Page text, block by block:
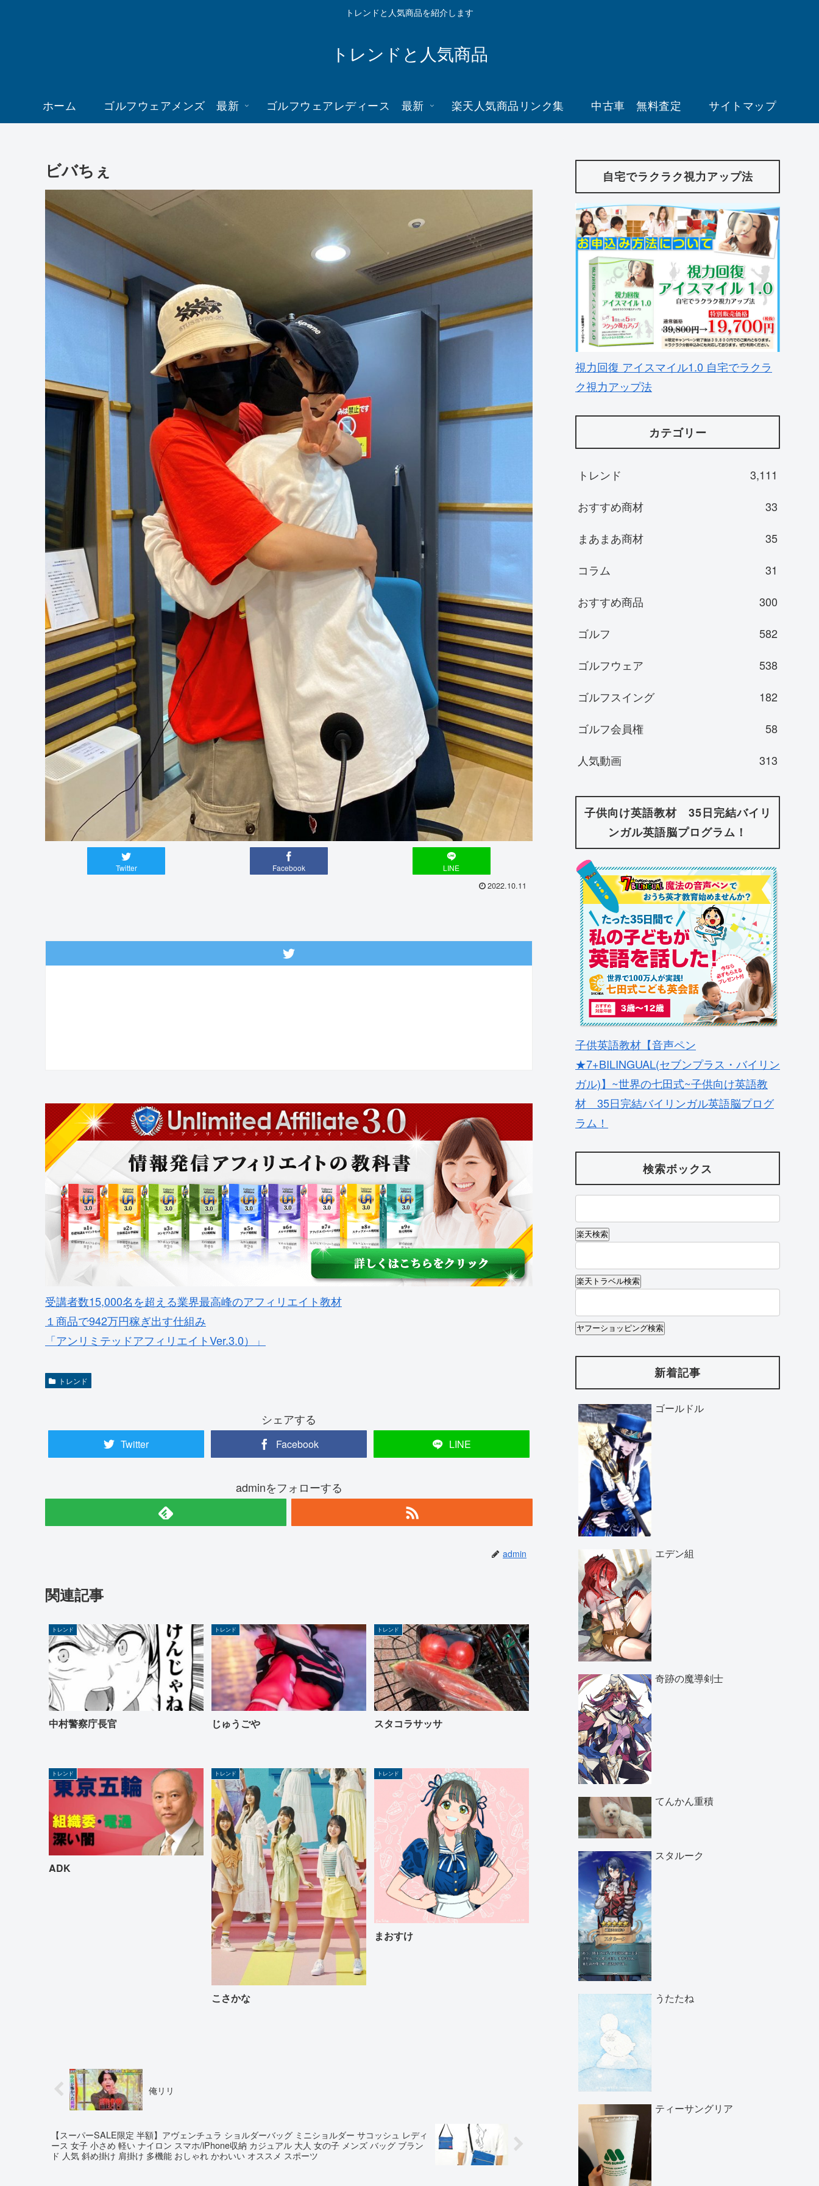
トレンドと人気商品を紹介します
トレンドと人気商品
ホーム ゴルフウェアメンズ 最新 ゴルフウェアレディース 最新 楽天人気商品リンク集 中古車 無料査定 サイトマップ
ビバちぇ
Twitter Facebook LINE
2022.10.11
受講者数15,000名を超える業界最高峰のアフィリエイト教材
１商品で942万円稼ぎ出す仕組み
「アンリミテッドアフィリエイトVer.3.0）」
トレンド
シェアする
Twitter Facebook LINE
adminをフォローする
admin
関連記事
トレンド
中村警察庁長官
トレンド
じゅうごや
トレンド
スタコラサッサ
トレンド
ADK
トレンド
こさかな
トレンド
まおすけ
俺リリ
【スーパーSALE限定 半額】アヴェンチュラ ショルダーバッグ ミニショルダー サコッシュ レディ
ース 女子 小さめ 軽い ナイロン スマホ/iPhone収納 カジュアル 大人 女の子 メンズ バッグ ブラン
ド 人気 斜め掛け 肩掛け 多機能 おしゃれ かわいい オススメ スポーツ
自宅でラクラク視力アップ法
視力回復 アイスマイル1.0 自宅でラクラ
ク視力アップ法
カテゴリー
トレンド
3,111
おすすめ商材
33
まあまあ商材
35
コラム
31
おすすめ商品
300
ゴルフ
582
ゴルフウェア
538
ゴルフスイング
182
ゴルフ会員権
58
人気動画
313
子供向け英語教材 35日完結バイリ
ンガル英語脳プログラム！
子供英語教材【音声ペン
★7+BILINGUAL(セブンプラス・バイリン
ガル)】~世界の七田式~子供向け英語教
材 35日完結バイリンガル英語脳プログ
ラム！
検索ボックス
新着記事
ゴールドル
エデン組
奇跡の魔導剣士
てんかん重積
スタルーク
うたたね
ティーサングリア